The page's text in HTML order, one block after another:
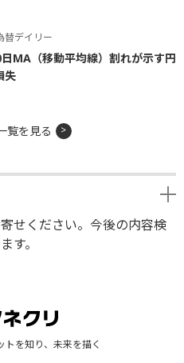
替デイリー
日MA（移動平均線）割れが示す円
失
覧を見る
せください。今後の内容検
す。
トを知り、未来を描く